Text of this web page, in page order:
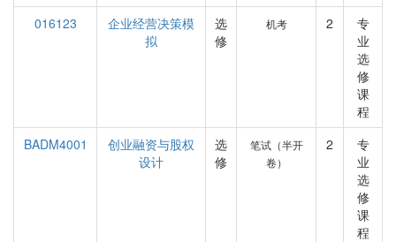
016123
企业经营决策模
拟
选
修
机考 2
专
业
选
修
课
程
BADM4001
创业融资与股权
设计
选
修
笔试（半开
卷）
2
专
业
选
修
课
程